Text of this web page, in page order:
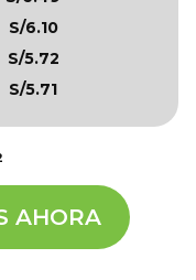
S/6.10
S/5.72
S/5.71
AHORA